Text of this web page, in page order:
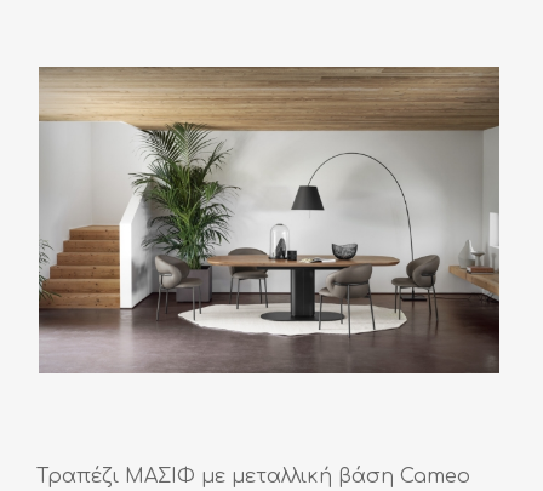
Τραπέζι ΜΑΣΙΦ με μεταλλική βάση Cameo